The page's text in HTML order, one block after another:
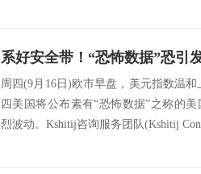
周四(9月16日)欧市早盘，美元指数温
四美国将公布素有“恐怖数据”之称的
烈波动。Kshitij咨询服务团队(Kshitij